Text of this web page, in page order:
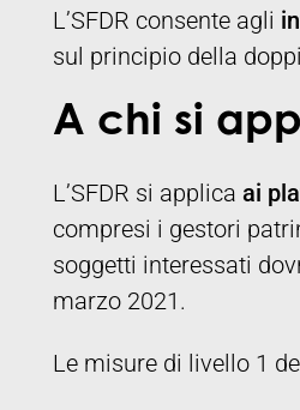
L’SFDR consente agli
sul principio della
A chi si
L’SFDR si applica ai
compresi i gestori
soggetti interessati
marzo 2021.
Le misure di livello 1